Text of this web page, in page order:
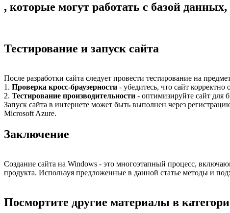
, которые могут работать с базой
Тестирование и запуск сайта
После разработки сайта следует провести тестирование на
1. Проверка кросс-браузерности - убедитесь, что сайт корректно
2. Тестирование производительности - оптимизируйте сайт для
Запуск сайта в интернете может быть выполнен через
Microsoft Azure.
Заключение
Создание сайта на Windows - это многоэтапный процесс,
продукта. Используя предложенные в данной статье методы и
Посмортите другие материалы в